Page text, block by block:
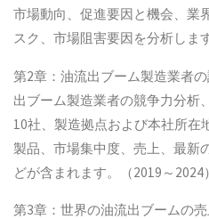
市場動向、促進要因と機会、業
スク、市場阻害要因を分析しま
第2章：油流出ブーム製造業者
出ブーム製造業者の競争力分析
10社、製造拠点および本社所在
製品、市場集中度、売上、最新
どが含まれます。（2019～2024）
第3章：世界の油流出ブームの